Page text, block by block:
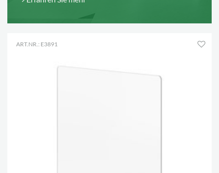
ART.NR.: E3891